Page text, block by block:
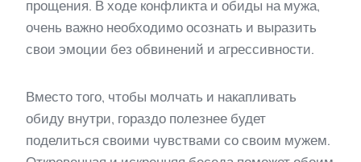
прощения. В ходе конфликта и обиды на мужа,
очень важно необходимо осознать и выразить
свои эмоции без обвинений и агрессивности.
Вместо того, чтобы молчать и накапливать
обиду внутри, гораздо полезнее будет
поделиться своими чувствами со своим мужем.